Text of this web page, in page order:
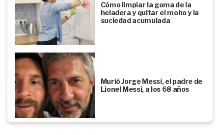
Cómo limpiar la goma de la
heladera y quitar el moho y la
suciedad acumulada
Murió Jorge Messi, el padre de
Lionel Messi, a los 68 años